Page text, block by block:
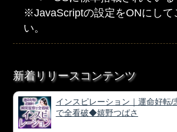
※JavaScriptの設定をONにして
い。
新着リリースコンテンツ
インスピレーション｜運命好転/
で全看破◆嬉野つばさ